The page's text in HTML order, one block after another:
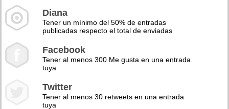
Diana
Tener un mínimo del 50% de entradas
publicadas respecto el total de enviadas
Facebook
Tener al menos 300 Me gusta en una entrada
tuya
Twitter
Tener al menos 30 retweets en una entrada
tuya